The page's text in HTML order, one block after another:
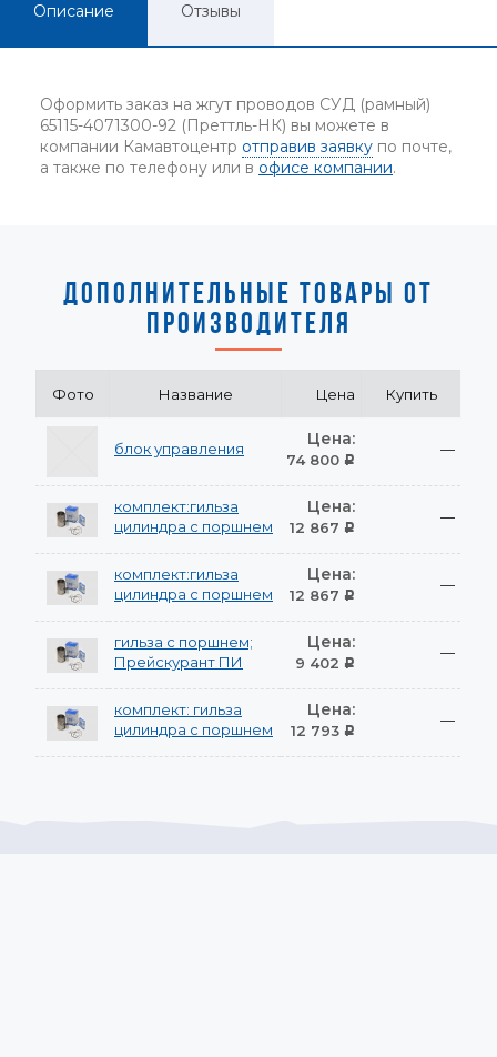
Описание Отзывы
Оформить заказ на жгут проводов СУД (рамный)
65115-4071300-92 (Преттль-НК) вы можете в
компании Камавтоцентр отправив заявку по почте,
а также по телефону или в офисе компании.
ДОПОЛНИТЕЛЬНЫЕ ТОВАРЫ ОТ
ПРОИЗВОДИТЕЛЯ
Фото Название Цена Купить
блок управления Цена:
74 800 Р
—
комплект:гильза
цилиндра с поршнем
Цена:
12 867 Р
—
комплект:гильза
цилиндра с поршнем
Цена:
12 867 Р
—
гильза с поршнем;
Прейскурант ПИ
Цена:
9 402 Р
—
комплект: гильза
цилиндра с поршнем
Цена:
12 793 Р
—